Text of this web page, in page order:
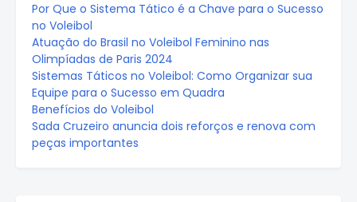
Por Que o Sistema Tático é a Chave para o Sucesso
no Voleibol
Atuação do Brasil no Voleibol Feminino nas
Olimpíadas de Paris 2024
Sistemas Táticos no Voleibol: Como Organizar sua
Equipe para o Sucesso em Quadra
Benefícios do Voleibol
Sada Cruzeiro anuncia dois reforços e renova com
peças importantes